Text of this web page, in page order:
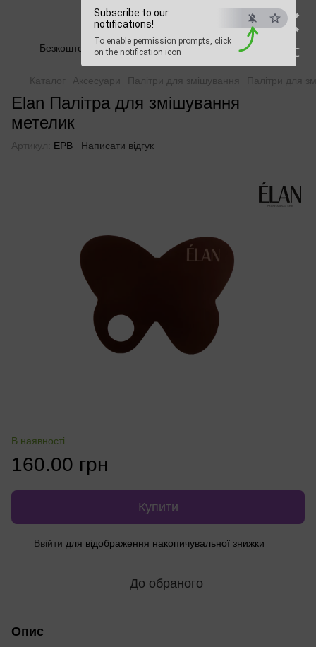
×
ESC
Subscribe to our
notifications!
To enable permission prompts, click
on the notification icon
Beauty Hunter
Безкоштовна доставка при замовленні від 2500 грн
Каталог Аксесуари Палітри для змішування Палітри для
Elan Палітра для змішування
метелик
Артикул: EPB Написати відгук
В наявності
160.00 грн
Купити
Ввійти для відображення накопичувальної знижки
До обраного
Опис